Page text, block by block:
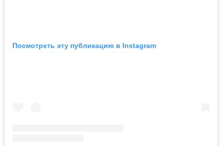
Посмотреть эту публикацию в Instagram